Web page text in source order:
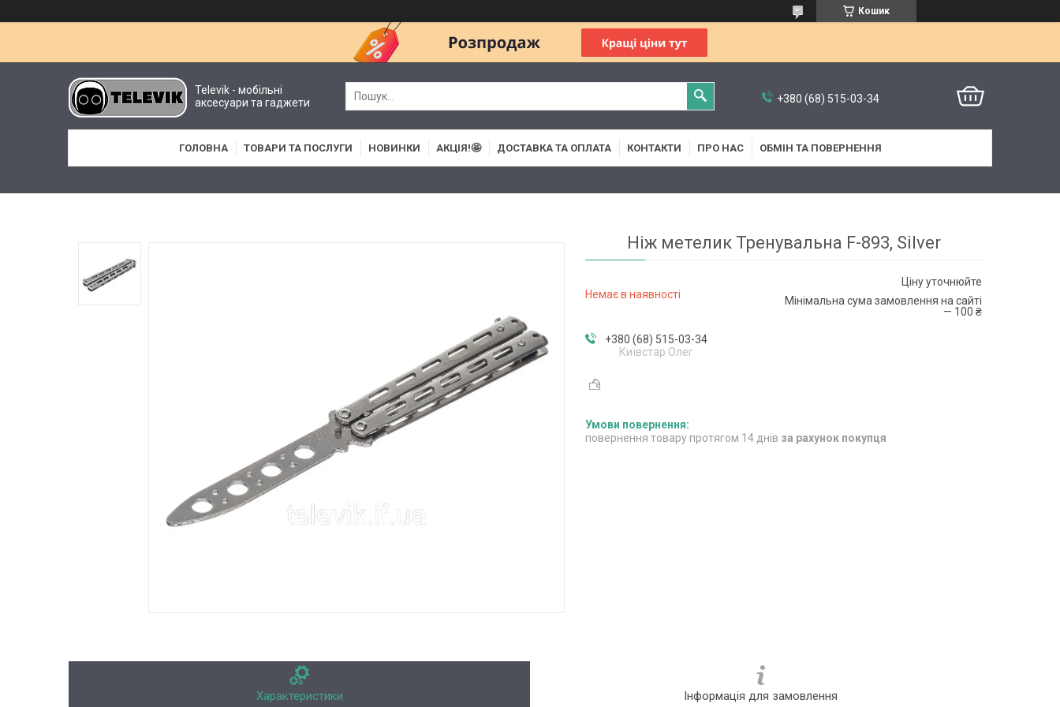
Кошик
Televik - мобільні
аксесуари та гаджети
+380 (68) 515-03-34
ГОЛОВНА ТОВАРИ ТА ПОСЛУГИ НОВИНКИ АКЦІЯ!🤩 ДОСТАВКА ТА ОПЛАТА КОНТАКТИ ПРО НАС ОБМІН ТА ПОВЕРНЕННЯ
Ніж метелик Тренувальна F-893, Silver
Немає в наявності
Ціну уточнюйте
Мінімальна сума замовлення на сайті
— 100 ₴
+380 (68) 515-03-34
Київстар Олег
повернення товару протягом 14 днів за рахунок покупця
Характеристики Інформація для замовлення